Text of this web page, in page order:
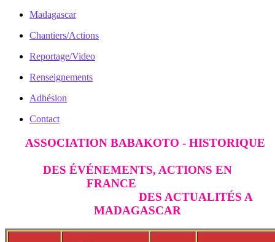
Madagascar
Chantiers/Actions
Reportage/Video
Renseignements
Adhésion
Contact
ASSOCIATION BABAKOTO - HISTORIQUE
DES ÉVÉNEMENTS, ACTIONS EN
FRANCE
DES ACTUALITÉS A
MADAGASCAR